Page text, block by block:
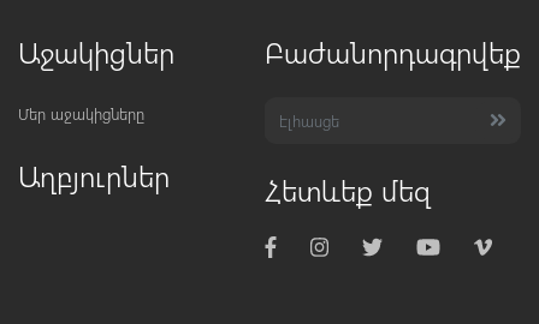
Աջակիցներ
Մեր աջակիցները
Աղբյուրներ
Բաժանորդագրվեք
Հետևեք մեզ